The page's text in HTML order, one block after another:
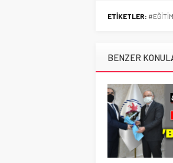
ETİKETLER:
BENZER